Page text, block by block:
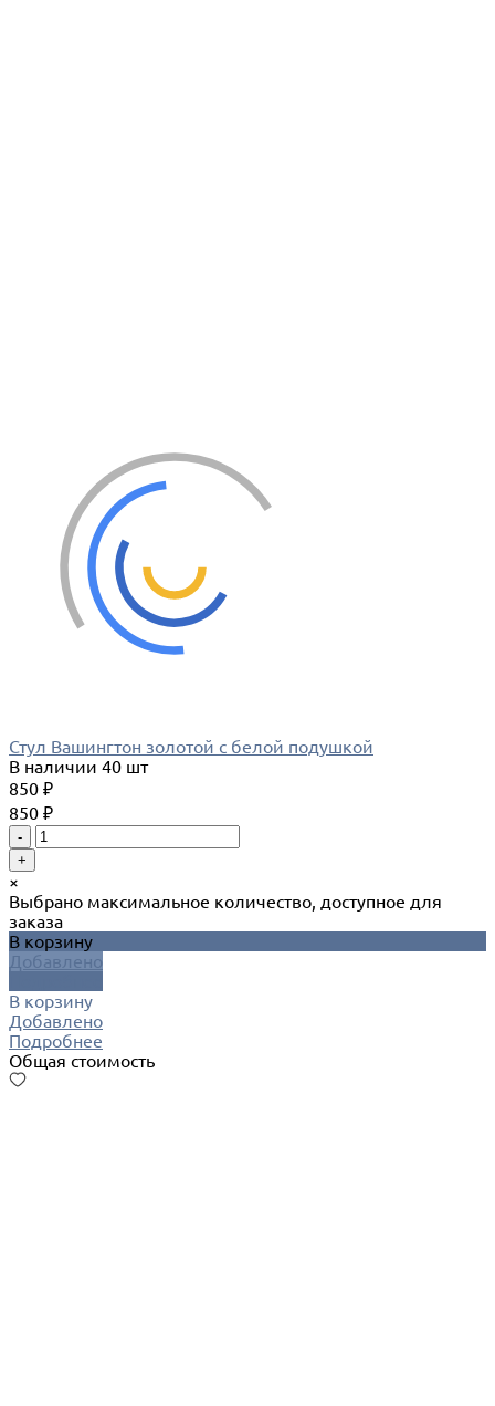
Стул Вашингтон золотой с белой подушкой
В наличии 40 шт
850 ₽
850 ₽
-
+
×
Выбрано максимальное количество, доступное для
заказа
В корзину
Добавлено
В корзину
Добавлено
Подробнее
Общая стоимость